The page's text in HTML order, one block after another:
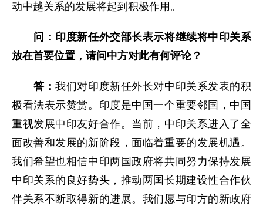
动中越关系的发展将起到积极作用。
问：印度新任外交部长表示将继续将中印关系
放在首要位置，请问中方对此有何评论？
答：我们对印度新任外长对中印关系发表的积
极看法表示赞赏。印度是中国一个重要邻国，中国
重视发展中印友好合作。当前，中印关系进入了全
面改善和发展的新阶段，面临着重要的发展机遇。
我们希望也相信中印两国政府将共同努力保持发展
中印关系的良好势头，推动两国长期建设性合作伙
伴关系不断取得新的进展。我们愿与印方的新政府